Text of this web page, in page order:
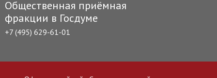
Общественная приёмная
фракции в Госдуме
+7 (495) 629-61-01